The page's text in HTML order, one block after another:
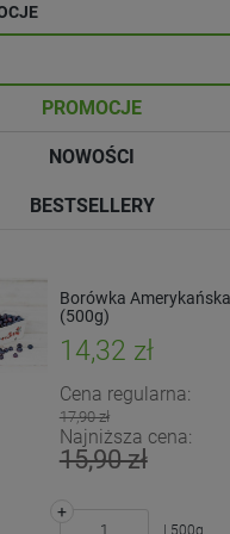
PROMOCJE
NOWOŚCI
BESTSELLERY
Borówka Amerykańska
(500g)
14,32 zł
Cena regularna:
17,90 zł
Najniższa cena:
15,90 zł
+
| 500g
Jarmuż pęczek (EKO)
7,90 zł
+